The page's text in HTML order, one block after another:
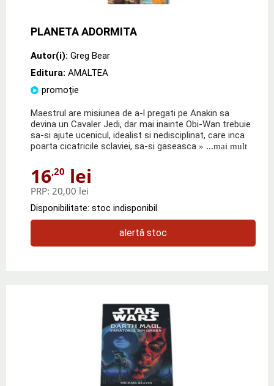
PLANETA ADORMITA
Autor(i): Greg Bear
Editura: AMALTEA
promoție
Maestrul are misiunea de a-l pregati pe Anakin sa
devina un Cavaler Jedi, dar mai inainte Obi-Wan trebuie
sa-si ajute ucenicul, idealist si nedisciplinat, care inca
poarta cicatricile sclaviei, sa-si gaseasca » ...mai mult
16,20 lei
PRP: 20,00 lei
Disponibilitate: stoc indisponibil
alertă stoc